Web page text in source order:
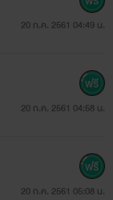
ธอต้องมาสูญเสีย
มาให้ความสนใจ
20 ก.ค. 2561 04:49 น.
20 ก.ค. 2561 04:58 น.
20 ก.ค. 2561 05:08 น.